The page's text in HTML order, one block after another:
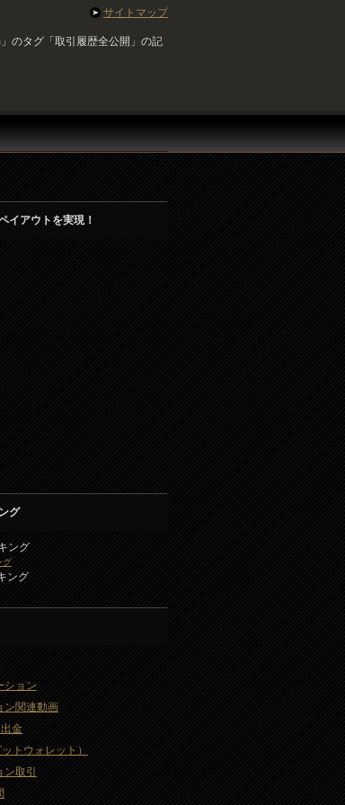
のタグ「取引履歴全公開」の記
イアウトを実現！
グ
ング
グ
ング
ション
ン関連動画
金
トウォレット）
ン取引
サイトマップ